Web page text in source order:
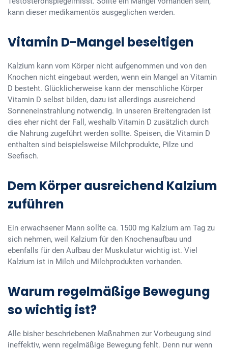
kann dieser medikamentös ausgeglichen werden.
Vitamin D-Mangel beseitigen
Kalzium kann vom Körper nicht aufgenommen und von den
Knochen nicht eingebaut werden, wenn ein Mangel an Vitamin
D besteht. Glücklicherweise kann der menschliche Körper
Vitamin D selbst bilden, dazu ist allerdings ausreichend
Sonneneinstrahlung notwendig. In unseren Breitengraden ist
dies eher nicht der Fall, weshalb Vitamin D zusätzlich durch
die Nahrung zugeführt werden sollte. Speisen, die Vitamin D
enthalten sind beispielsweise Milchprodukte, Pilze und
Seefisch.
Dem Körper ausreichend Kalzium
zuführen
Ein erwachsener Mann sollte ca. 1500 mg Kalzium am Tag zu
sich nehmen, weil Kalzium für den Knochenaufbau und
ebenfalls für den Aufbau der Muskulatur wichtig ist. Viel
Kalzium ist in Milch und Milchprodukten vorhanden.
Warum regelmäßige Bewegung
so wichtig ist?
Alle bisher beschriebenen Maßnahmen zur Vorbeugung sind
ineffektiv, wenn regelmäßige Bewegung fehlt. Denn nur wenn